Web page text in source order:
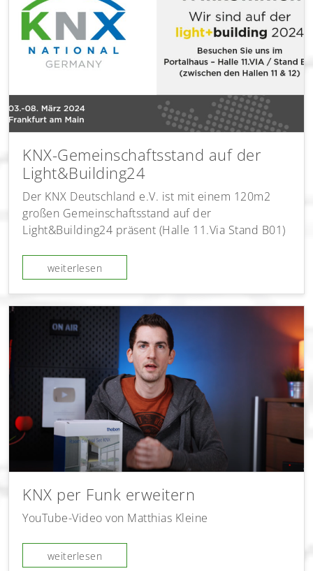
KNX-Gemeinschaftsstand auf der
Light&Building24
Der KNX Deutschland e.V. ist mit einem 120m2
großen Gemeinschaftsstand auf der
Light&Building24 präsent (Halle 11.Via Stand B01)
weiterlesen
KNX per Funk erweitern
YouTube-Video von Matthias Kleine
weiterlesen